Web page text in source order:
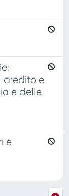
credito e
e delle
e